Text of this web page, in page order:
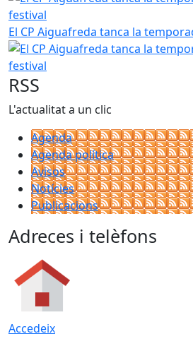
El CP Aiguafreda tanca la
RSS
L'actualitat a un clic
Agenda
Agenda política
Avisos
Notícies
Publicacions
Adreces i telèfons
Accedeix